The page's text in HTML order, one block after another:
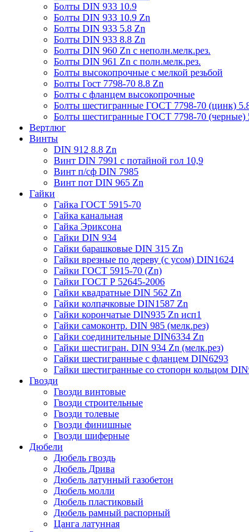
Болты DIN 933 10.9
Болты DIN 933 10.9 Zn
Болты DIN 933 5.8 Zn
Болты DIN 933 8.8 Zn
Болты DIN 960 Zn c неполн.мелк.рез.
Болты DIN 961 Zn с полн.мелк.рез.
Болты высокопрочные с мелкой резьбой
Болты Гост 7798-70 8.8 Zn
Болты с фланцем высокопрочные
Болты шестигранные ГОСТ 7798-70 (цинк)
Болты шестигранные ГОСТ 7798-70 (черные)
Вертлюг
Винты
DIN 912 8.8 Zn
Винт DIN 7991 c потайной гол 10,9
Винт п/сф DIN 7985
Винт пот DIN 965 Zn
Гайки
Гайка ГОСТ 5915-70
Гайка канальная
Гайка Эриксона
Гайки DIN 934
Гайки барашковые DIN 315 Zn
Гайки врезные по дереву (с усом) DIN1624
Гайки ГОСТ 5915-70 (Zn)
Гайки ГОСТ Р 52645-2006
Гайки квадратные DIN 562 Zn
Гайки колпачковые DIN1587 Zn
Гайки корончатые DIN935 Zn исп1
Гайки самоконтр. DIN 985 (мелк.рез)
Гайки соединительные DIN6334 Zn
Гайки шестигран. DIN 934 Zn (мелк.рез)
Гайки шестигранные с фланцем DIN6293
Гайки шестигранные со стопорн кольцом
Гвозди
Гвозди винтовые
Гвозди строительные
Гвозди толевые
Гвозди финишные
Гвозди шиферные
Дюбели
Дюбель гвоздь
Дюбель Дрива
Дюбель латунный газобетон
Дюбель молли
Дюбель пластиковый
Дюбель рамный распорный
Цанга латунная